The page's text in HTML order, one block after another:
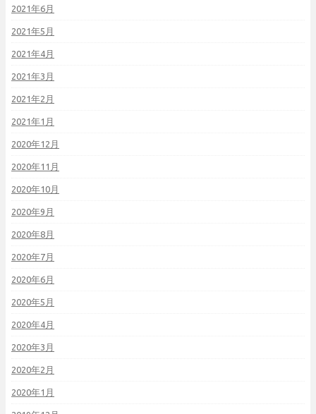
2021年6月
2021年5月
2021年4月
2021年3月
2021年2月
2021年1月
2020年12月
2020年11月
2020年10月
2020年9月
2020年8月
2020年7月
2020年6月
2020年5月
2020年4月
2020年3月
2020年2月
2020年1月